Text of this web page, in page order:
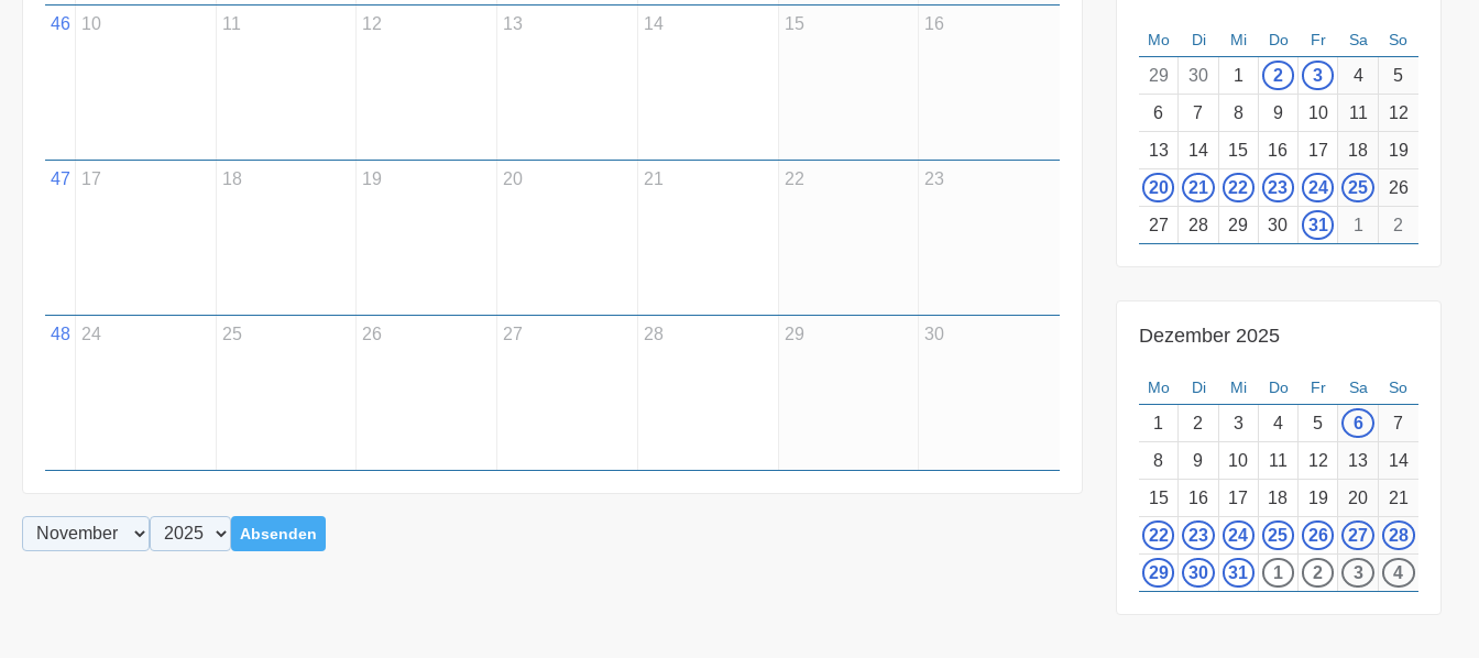
46 10 11 12 13 14 15 16
47 17 18 19 20 21 22 23
48 24 25 26 27 28 29 30
Absenden
Mo Di Mi Do Fr Sa So
29 30 1 2 3 4
5
6
7 8 9 10 11
12
13
14 15 16 17 18
19
20
21 22 23 24 25
26
27
28 29 30 31 1 2
Dezember 2025
Mo Di Mi Do Fr Sa So
1 2 3 4 5 6
7
8
9 10 11 12 13
14
15
16 17 18 19 20
21
22
23 24 25 26 27
28
29
30 31 1 2 3 4